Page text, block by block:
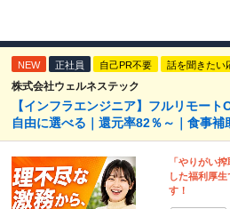
NEW 正社員 自己PR不要 話を聞きたい
株式会社ウェルネステック
【インフラエンジニア】フルリモー
自由に選べる｜還元率82％～｜食事
「やりがい
した福利厚
す！